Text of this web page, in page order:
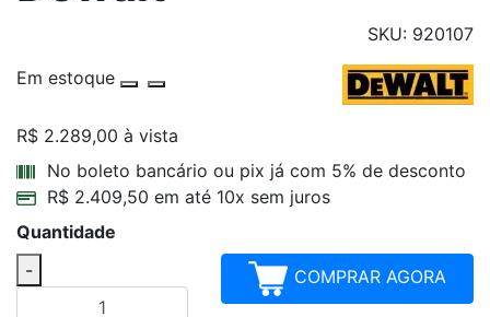
SKU: 920107
Em estoque
R$ 2.289,00 à vista
No boleto bancário ou pix já com 5% de desconto
R$ 2.409,50 em até 10x sem juros
Quantidade
-
COMPRAR AGORA